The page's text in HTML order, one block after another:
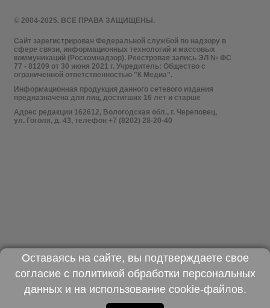
© 2004-2025. ВСЕ ПРАВА ЗАЩИЩЕНЫ.
Сайт зарегистрирован Федеральной службой по надзору в
сфере связи, информационных технологий и массовых
коммуникаций (Роскомнадзор). Реестровая запись ЭЛ № ФС
77 - 81209 от 30 июня 2021 г. Учредитель: Общество с
ограниченной ответственностью "К Медиа".
Информационная продукция данного сетевого издания
предназначена для лиц, достигших 16 лет и старше
Адрес редакции 162612, Вологодская обл., г. Череповец,
ул. Гоголя, д. 43, телефон +7 (8202) 28-20-40
Оставаясь на сайте, вы подтверждаете свое
согласие с политикой обработки персональных
данныхи на использование cookie-файлов.